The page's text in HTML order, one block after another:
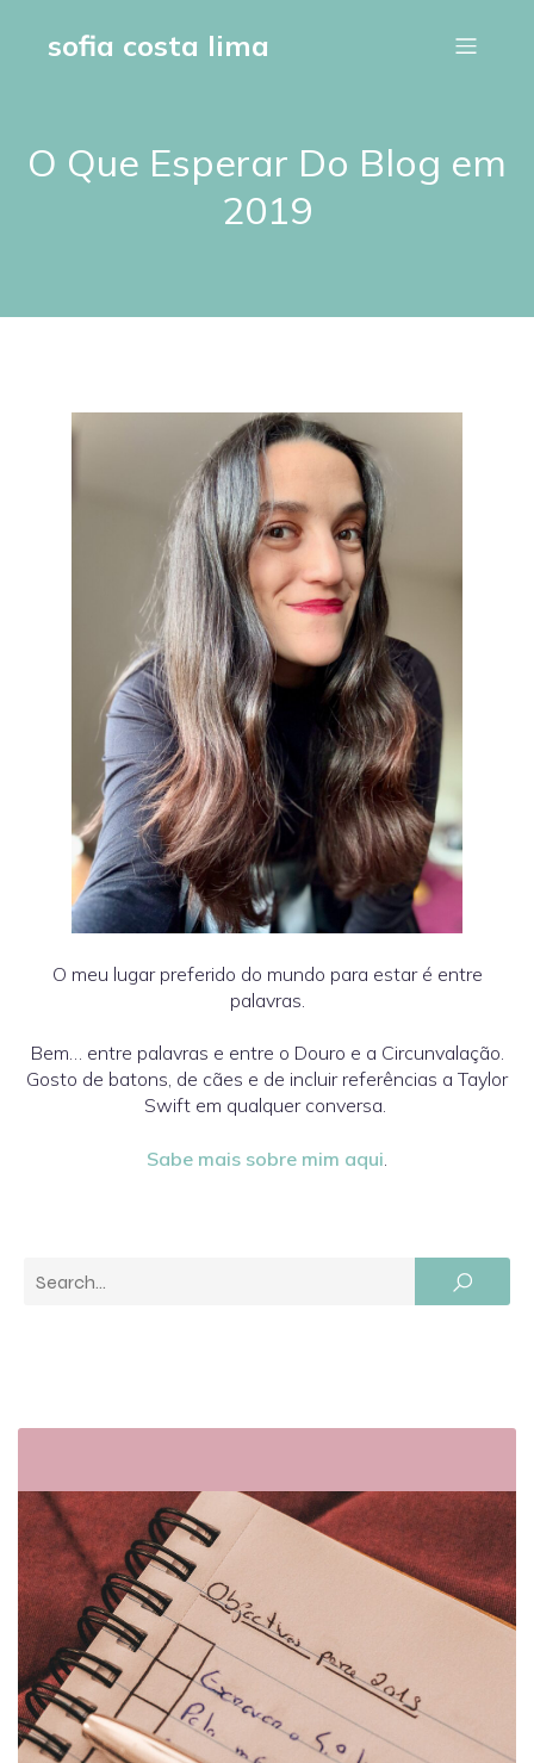
sofia costa lima
O Que Esperar Do Blog em
2019
O meu lugar preferido do mundo para estar é entre
palavras.
Bem… entre palavras e entre o Douro e a Circunvalação.
Gosto de batons, de cães e de incluir referências a Taylor
Swift em qualquer conversa.
Sabe mais sobre mim aqui.